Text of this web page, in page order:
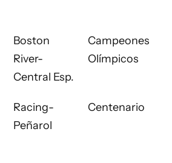
Boston
River-
Central Esp.
Campeones
Olímpicos
Racing-
Peñarol
Centenario